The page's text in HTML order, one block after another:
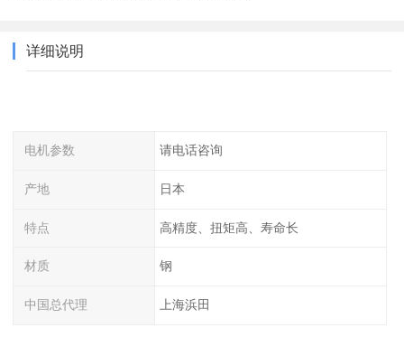
详细说明
电机参数 请电话咨询
产地 日本
特点 高精度、扭矩高、寿命长
材质 钢
中国总代理 上海浜田